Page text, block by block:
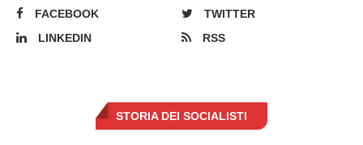
FACEBOOK
TWITTER
LINKEDIN
RSS
STORIA DEI SOCIALISTI